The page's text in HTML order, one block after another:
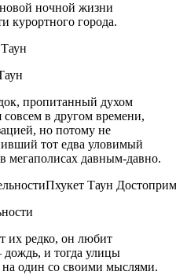
ночной жизни
курортного города.
пропитанный духом
в другом времени,
но потому не
тот едва уловимый
мегаполисах давным-давно.
их редко, он любит
и тогда улицы
на один со своими мыслями.